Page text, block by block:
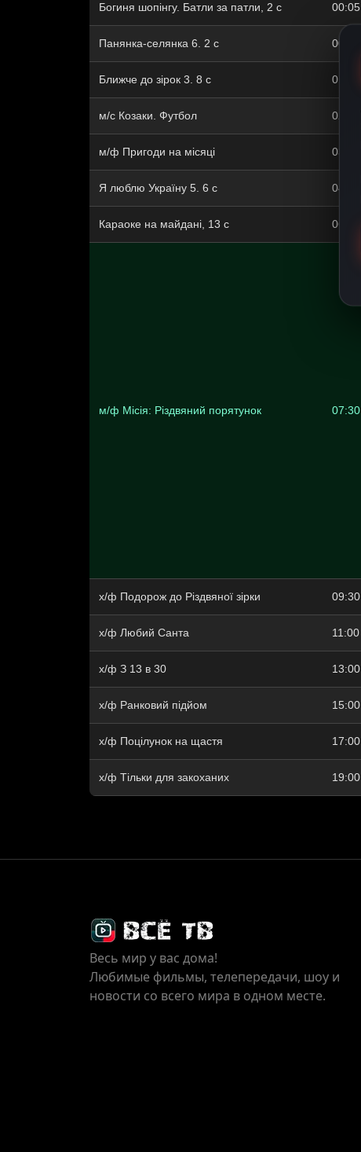
Богиня шопінгу. Батли за патли, 2 c 00:05
Панянка-селянка 6. 2 c 00:55
Ближче до зірок 3. 8 c 01:45
м/с Козаки. Футбол 02:35
м/ф Пригоди на місяці 03:10
Я люблю Україну 5. 6 c 04:40
Караоке на майдані, 13 c 06:30
м/ф Місія: Різдвяний порятунок 07:30
х/ф Подорож до Різдвяної зірки 09:30
х/ф Любий Санта 11:00
х/ф З 13 в 30 13:00
х/ф Ранковий підйом 15:00
х/ф Поцілунок на щастя 17:00
х/ф Тільки для закоханих 19:00
Весь мир у вас дома!
Любимые фильмы, телепередачи, шоу и
новости со всего мира в одном месте.